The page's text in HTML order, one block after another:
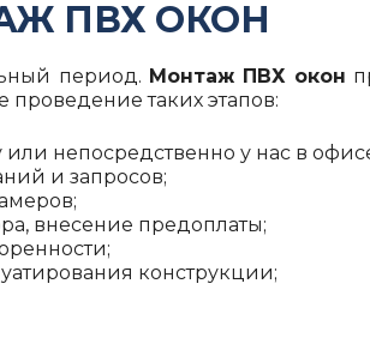
ПВХ ОКОН
период. Монтаж ПВХ окон
проведение таких этапов:
или непосредственно у нас в
и запросов;
внесение предоплаты;
конструкции;